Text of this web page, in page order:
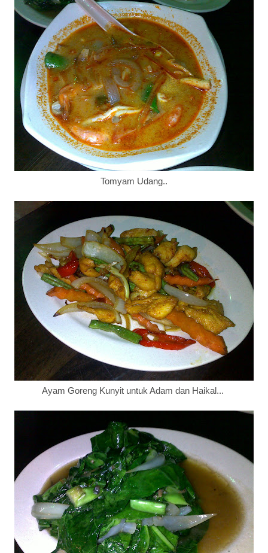
Tomyam Udang..
Ayam Goreng Kunyit untuk Adam dan Haikal...